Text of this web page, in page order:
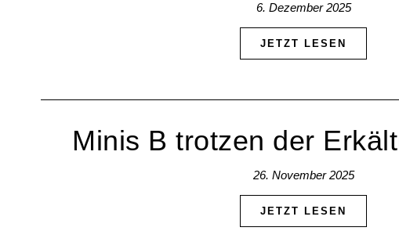
6. Dezember 2025
JETZT LESEN
Minis B trotzen der
26. November 2025
JETZT LESEN